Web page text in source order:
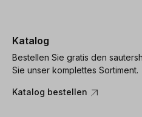
Katalog
Bestellen Sie gratis den
Sie unser komplettes Sortiment.
Katalog bestellen